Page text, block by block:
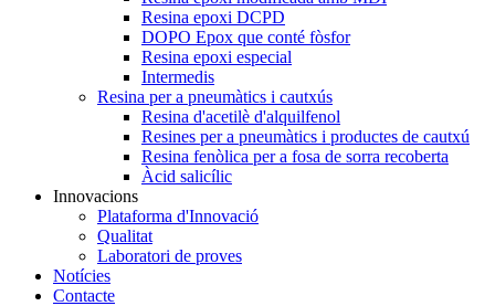
Resina epoxi DCPD
DOPO Epox que conté fòsfor
Resina epoxi especial
Intermedis
Resina per a pneumàtics i cautxús
Resina d'acetilè d'alquilfenol
Resines per a pneumàtics i productes de cautxú
Resina fenòlica per a fosa de sorra recoberta
Àcid salicílic
Innovacions
Plataforma d'Innovació
Qualitat
Laboratori de proves
Notícies
Contacte